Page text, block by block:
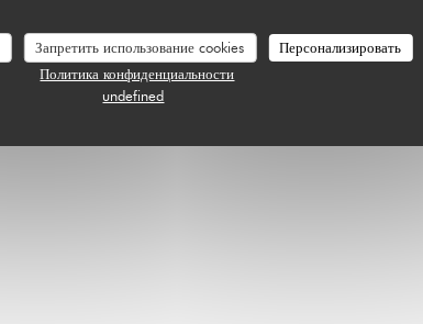
Запретить использование cookies
Персонализировать
Политика конфиденциальности
undefined